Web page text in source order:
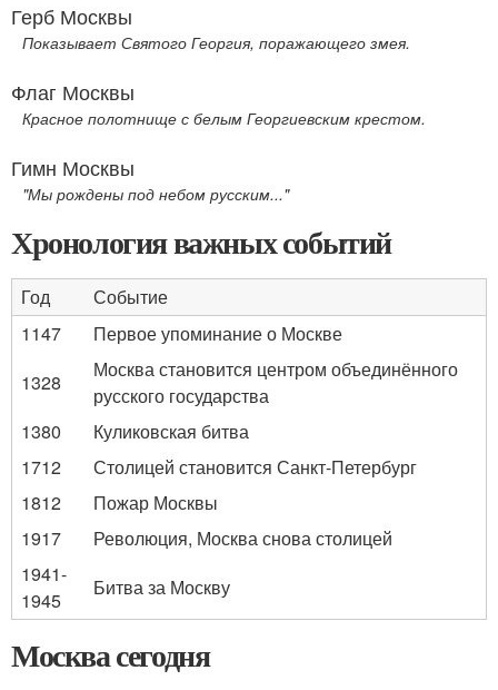
Герб Москвы
Показывает Святого Георгия, поражающего змея.
Флаг Москвы
Красное полотнище с белым Георгиевским крестом.
Гимн Москвы
"Мы рождены под небом русским..."
Хронология важных событий
Год
Событие
1147
Первое упоминание о Москве
1328
Москва становится центром объединённого
русского государства
1380
Куликовская битва
1712
Столицей становится Санкт-Петербург
1812
Пожар Москвы
1917
Революция, Москва снова столицей
1941-
1945
Битва за Москву
Москва сегодня